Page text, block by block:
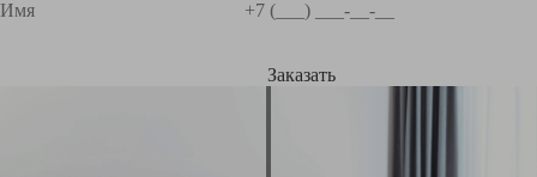
Заказать